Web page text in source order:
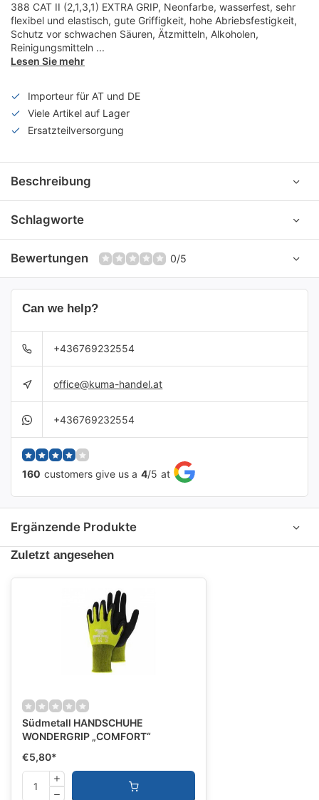
388 CAT II (2,1,3,1) EXTRA GRIP, Neonfarbe, wasserfest, sehr
flexibel und elastisch, gute Griffigkeit, hohe Abriebsfestigkeit,
Schutz vor schwachen Säuren, Ätzmitteln, Alkoholen,
Reinigungsmitteln ...
Lesen Sie mehr
Importeur für AT und DE
Viele Artikel auf Lager
Ersatzteilversorgung
Beschreibung
Schlagworte
Bewertungen 0/5
Can we help?
+436769232554
office@kuma-handel.at
+436769232554
160 customers give us a 4/5 at
Ergänzende Produkte
Zuletzt angesehen
Südmetall HANDSCHUHE
WONDERGRIP „COMFORT“
€5,80*